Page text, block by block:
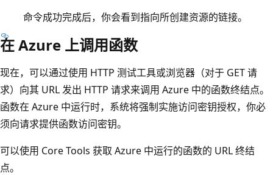
命令成功完成后，你会看到指向所创建资源的链接。
在 Azure 上调用函数
现在，可以通过使用 HTTP 测试工具或浏览器（对于 GET 请
求）向其 URL 发出 HTTP 请求来调用 Azure 中的函数终结点。
函数在 Azure 中运行时，系统将强制实施访问密钥授权，你必
须向请求提供函数访问密钥。
可以使用 Core Tools 获取 Azure 中运行的函数的 URL 终结
点。